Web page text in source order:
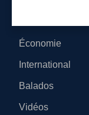
Économie
International
Balados
Vidéos